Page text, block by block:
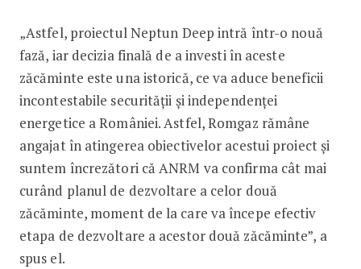
„Astfel, proiectul Neptun Deep intră într-o nouă
fază, iar decizia finală de a investi în aceste
zăcăminte este una istorică, ce va aduce beneficii
incontestabile securităţii şi independenţei
energetice a României. Astfel, Romgaz rămâne
angajat în atingerea obiectivelor acestui proiect şi
suntem încrezători că ANRM va confirma cât mai
curând planul de dezvoltare a celor două
zăcăminte, moment de la care va începe efectiv
etapa de dezvoltare a acestor două zăcăminte”, a
spus el.